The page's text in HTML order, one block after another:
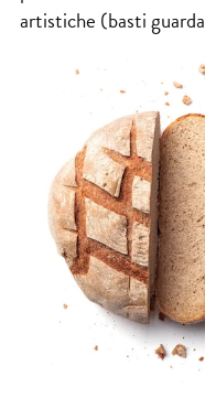
artistiche (basti